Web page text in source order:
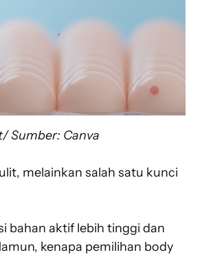
Sumber: Canva
melainkan salah satu kunci
bahan aktif lebih tinggi dan
kenapa pemilihan body